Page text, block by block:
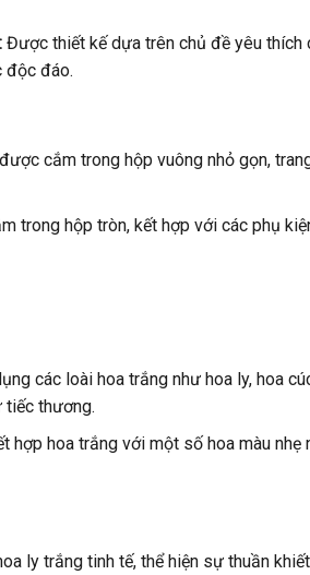
Được thiết kế dựa trên chủ đề yêu thích
độc đáo.
cắm trong hộp vuông nhỏ gọn,
trong hộp tròn, kết hợp với các phụ
các loài hoa trắng như hoa ly, hoa
tiếc thương.
hợp hoa trắng với một số hoa màu
ly trắng tinh tế, thể hiện sự thuần